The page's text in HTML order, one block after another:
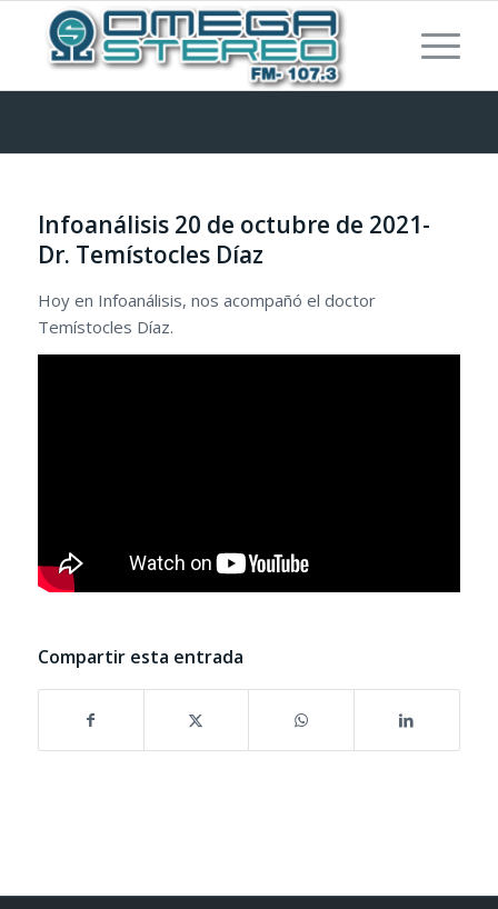
Infoanálisis 20 de octubre de 2021-
Dr. Temístocles Díaz
Hoy en Infoanálisis, nos acompañó el doctor
Temístocles Díaz.
Compartir esta entrada